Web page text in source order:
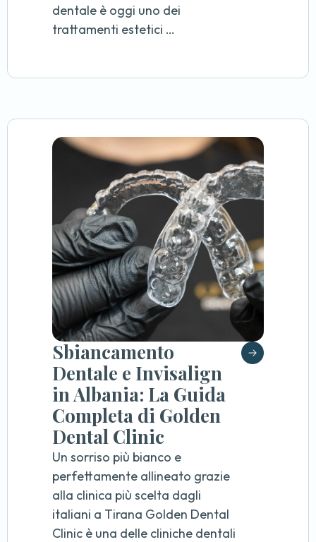
dentale è oggi uno dei
trattamenti estetici …
Sbiancamento
Dentale e Invisalign
in Albania: La Guida
Completa di Golden
Dental Clinic
Un sorriso più bianco e
perfettamente allineato grazie
alla clinica più scelta dagli
italiani a Tirana Golden Dental
Clinic è una delle cliniche dentali